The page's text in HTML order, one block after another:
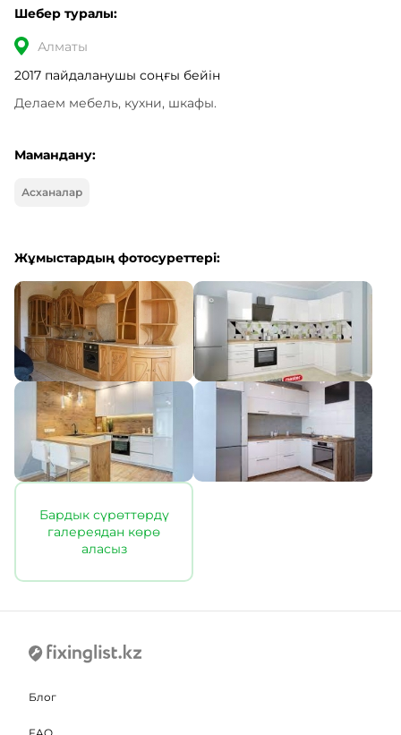
Шебер туралы:
Алматы
2017 пайдаланушы соңғы бейін
Делаем мебель, кухни, шкафы.
Мамандану:
Асханалар
Жұмыстардың фотосуреттері:
Бардык сүрөттөрдү
галереядан көрө
аласыз
Блог